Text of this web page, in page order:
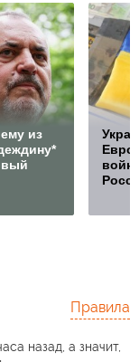
из
Правила
назад, а значит,